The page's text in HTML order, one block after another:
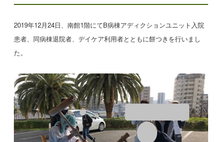
2019年12月24日、南館1階にてB病棟アディクションユニット入院
患者、同病棟退院者、デイケア利用者とともに餅つきを行いまし
た。